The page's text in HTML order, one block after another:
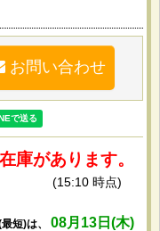
お問い合わせ
庫があります。
(15:10 時点)
短)は、 08月13日(木)